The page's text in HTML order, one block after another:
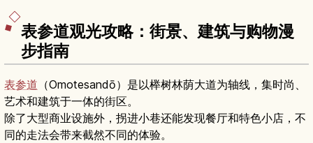
表参道观光攻略：街景、建筑与购物漫
步指南
表参道 （Omotesandō）是以榉树林荫大道为轴线，集时尚、
艺术和建筑于一体的街区。
除了大型商业设施外，拐进小巷还能发现餐厅和特色小店，不
同的走法会带来截然不同的体验。